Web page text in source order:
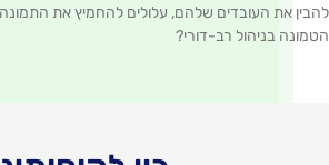
שלהם, עלולים להחמיץ את התמונה האמיתית.
רב-דורי?